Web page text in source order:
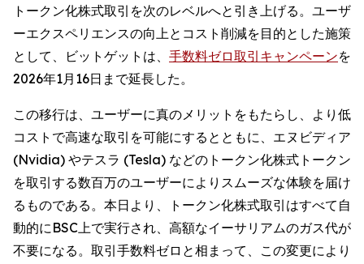
トークン化株式取引を次のレベルへと引き上げる。ユーザ
ーエクスペリエンスの向上とコスト削減を目的とした施策
として、ビットゲットは、 手数料ゼロ取引キャンペーンを
2026年1月16日まで延長した。
この移行は、ユーザーに真のメリットをもたらし、より低
コストで高速な取引を可能にするとともに、エヌビディア
(Nvidia) やテスラ (Tesla) などのトークン化株式トークン
を取引する数百万のユーザーによりスムーズな体験を届け
るものである。本日より、トークン化株式取引はすべて自
動的にBSC上で実行され、高額なイーサリアムのガス代が
不要になる。取引手数料ゼロと相まって、この変更により